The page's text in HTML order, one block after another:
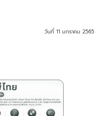
วันที่ 11 มกราคม 2565